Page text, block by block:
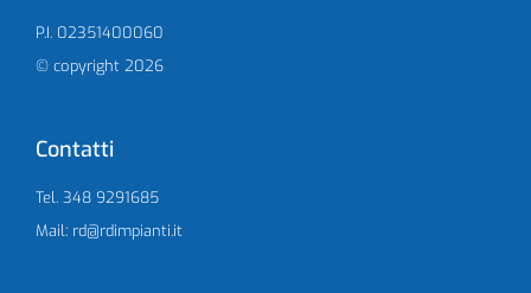
P.I. 02351400060
© copyright 2026
Contatti
Tel. 348 9291685
Mail: rd@rdimpianti.it